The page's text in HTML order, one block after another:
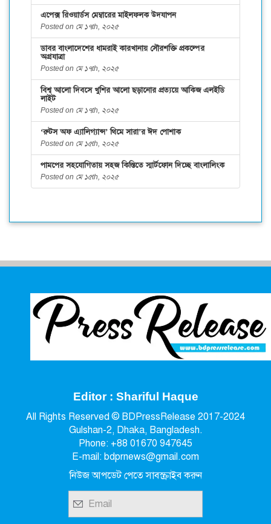
এপেক্স রিওয়ার্ডস মেম্বারের মাইলফলক উদযাপন
Posted on মে ১৭th, ২০২৫
ডাবর বাংলাদেশের ধামরাই কারখানায় সৌরশক্তি প্রকল্পের
অগ্রযাত্রা
Posted on মে ১৭th, ২০২৫
বিশ্ব আলো দিবসে খুশির আলো ছড়ানোর প্রত্যয়ে আকিজ এলইডি
লাইট
Posted on মে ১৭th, ২০২৫
‘রুটস অফ এ্যালিগ্যান্স’ থিমে সারা’র ঈদ পোশাক
Posted on মে ১৫th, ২০২৫
পামপের সহযোগিতায় সহজ কিস্তিতে স্মার্টফোন দিচ্ছে বাংলালিংক
Posted on মে ১৫th, ২০২৫
Editor : Shariful Haque
All Rights Reserved © BDPressRelease 2017-2024
Gulshan-2, Dhaka, Bangladesh.
Phone: +88 01670 947645
E-mail: bdprnews@gmail.com
নিউজ আপডেট পেতে সাবস্ক্রাইব করুন